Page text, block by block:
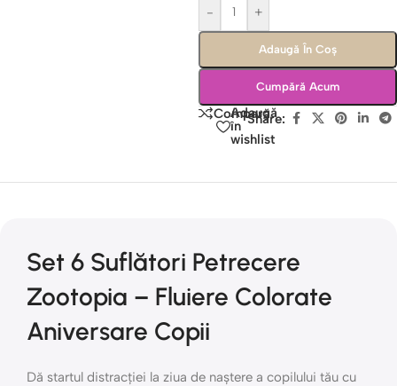
- +
Adaugă În Coș
Cumpără Acum
Compară
Adaugă
în
wishlist
Share:
Set 6 Suflători Petrecere
Zootopia – Fluiere Colorate
Aniversare Copii
Dă startul distracției la ziua de naștere a copilului tău cu